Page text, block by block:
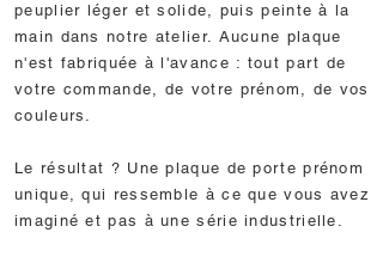
peuplier léger et solide, puis peinte à la
main dans notre atelier. Aucune plaque
n'est fabriquée à l'avance : tout part de
votre commande, de votre prénom, de vos
couleurs.
Le résultat ? Une plaque de porte prénom
unique, qui ressemble à ce que vous avez
imaginé et pas à une série industrielle.